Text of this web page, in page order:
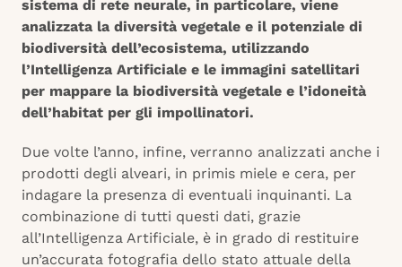
sistema di rete neurale, in particolare, viene
analizzata la diversità vegetale e il potenziale di
biodiversità dell’ecosistema, utilizzando
l’Intelligenza Artificiale e le immagini satellitari
per mappare la biodiversità vegetale e l’idoneità
dell’habitat per gli impollinatori.
Due volte l’anno, infine, verranno analizzati anche i
prodotti degli alveari, in primis miele e cera, per
indagare la presenza di eventuali inquinanti. La
combinazione di tutti questi dati, grazie
all’Intelligenza Artificiale, è in grado di restituire
un’accurata fotografia dello stato attuale della